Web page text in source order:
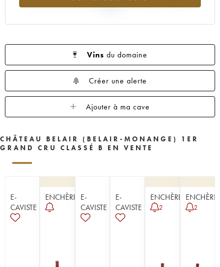
Vins du domaine
Créer une alerte
Ajouter à ma cave
CHÂTEAU BELAIR (BELAIR-MONANGE) 1ER
GRAND CRU CLASSÉ B EN VENTE
E-
CAVISTE
ENCHÈRE
E-
CAVISTE
E-
CAVISTE
ENCHÈRE
2
ENCHÈRE
2